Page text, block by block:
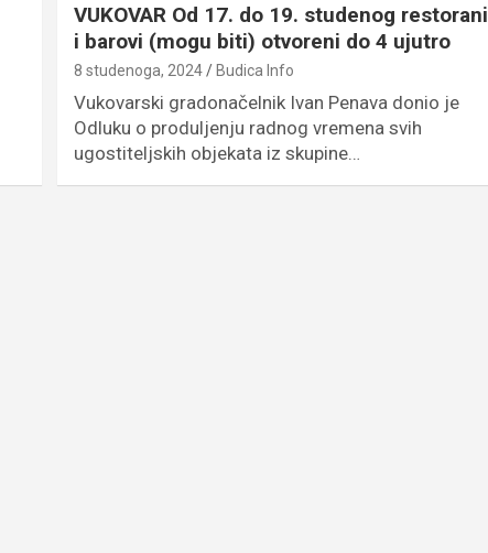
VUKOVAR Od 17. do 19. studenog restorani
i barovi (mogu biti) otvoreni do 4 ujutro
8 studenoga, 2024 Budica Info
Vukovarski gradonačelnik Ivan Penava donio je
Odluku o produljenju radnog vremena svih
ugostiteljskih objekata iz skupine…